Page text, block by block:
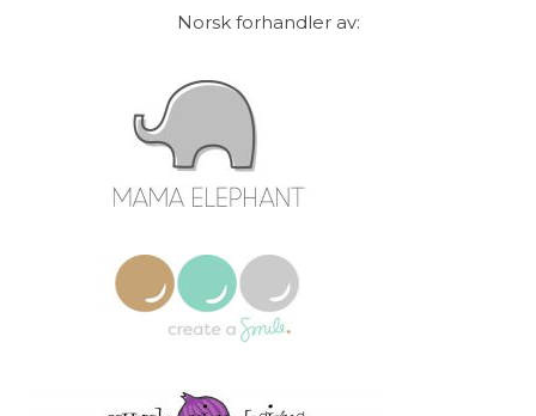
Norsk forhandler av: